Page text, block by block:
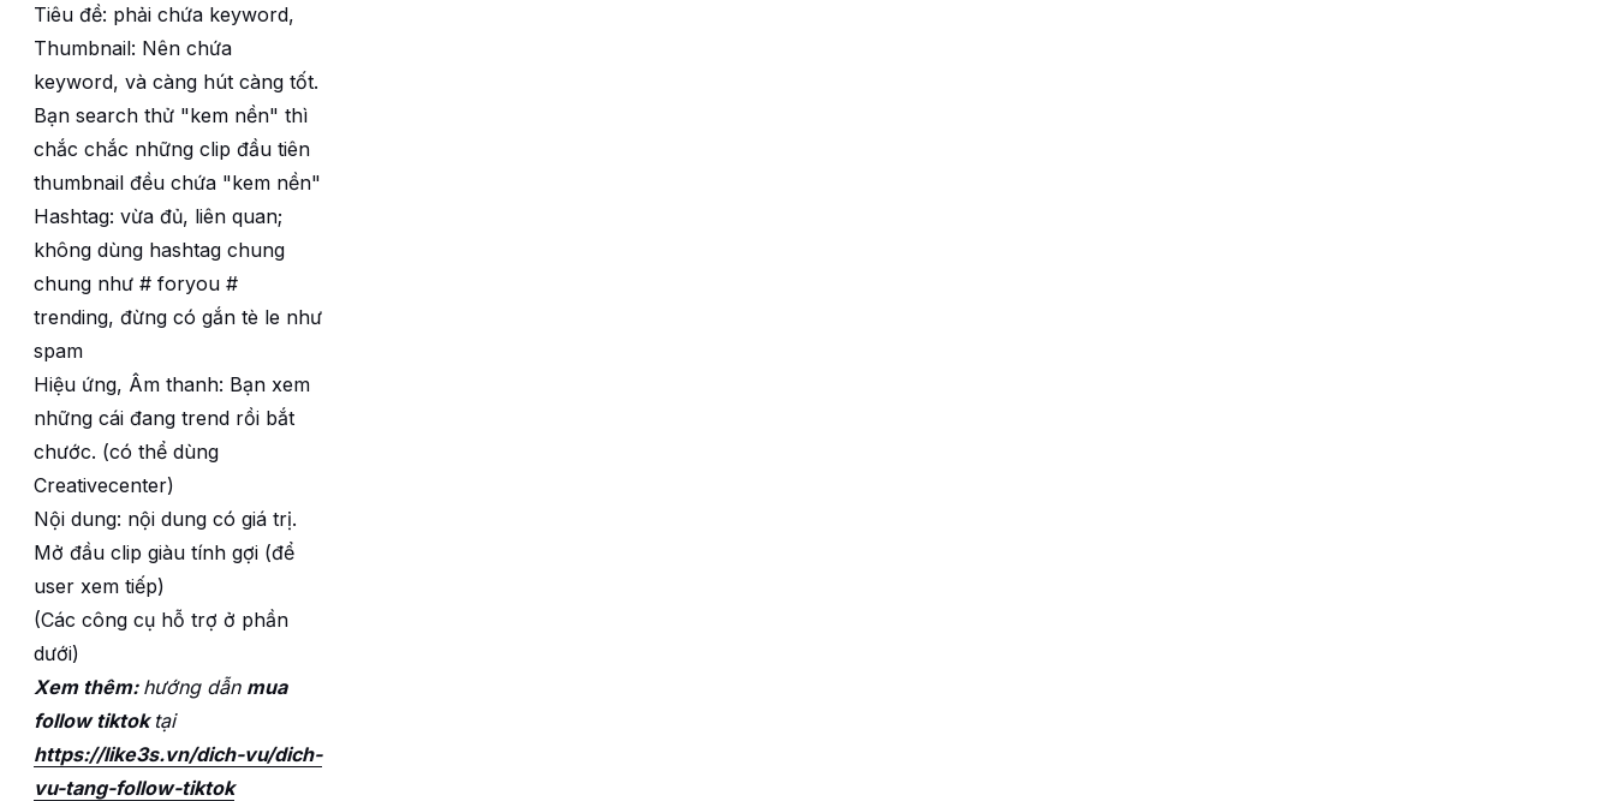
Tiêu đề: phải chứa keyword,
Thumbnail: Nên chứa
keyword, và càng hút càng tốt.
Bạn search thử "kem nền" thì
chắc chắc những clip đầu tiên
thumbnail đều chứa "kem nền"
Hashtag: vừa đủ, liên quan;
không dùng hashtag chung
chung như # foryou #
trending, đừng có gắn tè le như
spam
Hiệu ứng, Âm thanh: Bạn xem
những cái đang trend rồi bắt
chước. (có thể dùng
Creativecenter)
Nội dung: nội dung có giá trị.
Mở đầu clip giàu tính gợi (để
user xem tiếp)
(Các công cụ hỗ trợ ở phần
dưới)
Xem thêm: hướng dẫn mua
follow tiktok tại
https://like3s.vn/dich-vu/dich-
vu-tang-follow-tiktok